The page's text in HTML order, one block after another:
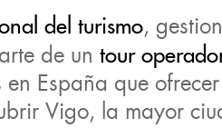
del turismo,
de un tour
en España que
Vigo, la mayor